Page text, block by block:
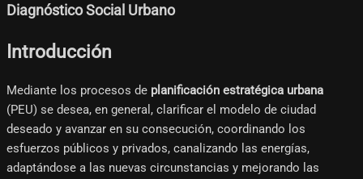
Diagnóstico Social Urbano
Introducción
Mediante los procesos de planificación estratégica urbana
(PEU) se desea, en general, clarificar el modelo de ciudad
deseado y avanzar en su consecución, coordinando los
esfuerzos públicos y privados, canalizando las energías,
adaptándose a las nuevas circunstancias y mejorando las